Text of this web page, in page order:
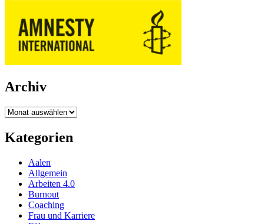
Archiv
Archiv
Kategorien
Aalen
Allgemein
Arbeiten 4.0
Burnout
Coaching
Frau und Karriere